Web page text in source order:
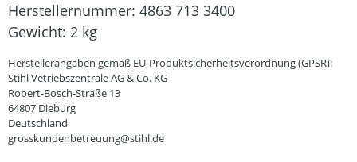
Herstellernummer: 4863 713 3400
Gewicht: 2 kg
Herstellerangaben gemäß EU-Produktsicherheitsverordnung (GPSR):
Stihl Vetriebszentrale AG & Co. KG
Robert-Bosch-Straße 13
64807 Dieburg
Deutschland
grosskundenbetreuung@stihl.de